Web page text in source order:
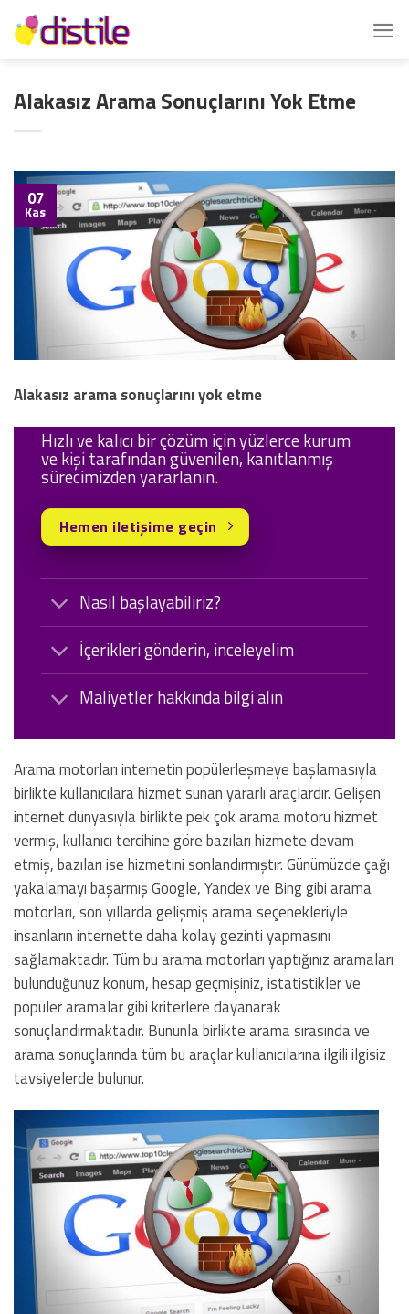
İçeriğe
atla
Alakasız Arama Sonuçlarını Yok Etme
07
Kas
Alakasız arama sonuçlarını yok etme
Nasıl başlayabiliriz?
İçerikleri gönderin, inceleyelim
Maliyetler hakkında bilgi alın
Hızlı ve kalıcı bir çözüm için yüzlerce kurum
ve kişi tarafından güvenilen, kanıtlanmış
sürecimizden yararlanın.
Hemen iletişime geçin
Arama motorları internetin popülerleşmeye başlamasıyla
birlikte kullanıcılara hizmet sunan yararlı araçlardır. Gelişen
internet dünyasıyla birlikte pek çok arama motoru hizmet
vermiş, kullanıcı tercihine göre bazıları hizmete devam
etmiş, bazıları ise hizmetini sonlandırmıştır. Günümüzde çağı
yakalamayı başarmış Google, Yandex ve Bing gibi arama
motorları, son yıllarda gelişmiş arama seçenekleriyle
insanların internette daha kolay gezinti yapmasını
sağlamaktadır. Tüm bu arama motorları yaptığınız aramaları
bulunduğunuz konum, hesap geçmişiniz, istatistikler ve
popüler aramalar gibi kriterlere dayanarak
sonuçlandırmaktadır. Bununla birlikte arama sırasında ve
arama sonuçlarında tüm bu araçlar kullanıcılarına ilgili ilgisiz
tavsiyelerde bulunur.